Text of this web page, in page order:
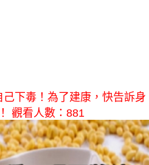
下毒！為了建康，快告訴身
觀看人數：881